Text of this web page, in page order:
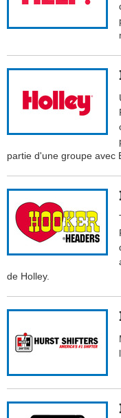
partie d'une groupe avec
de Holley.